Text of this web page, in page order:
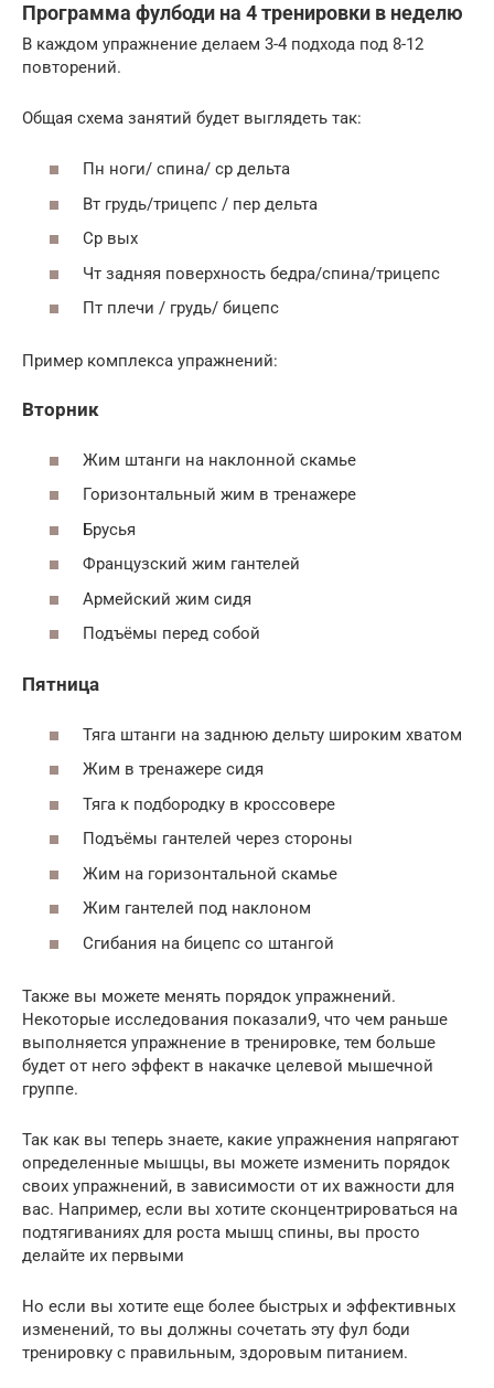
Программа фулбоди на 4 тренировки в неделю
В каждом упражнение делаем 3-4 подхода под 8-12
повторений.
Общая схема занятий будет выглядеть так:
Пн ноги/ спина/ ср дельта
Вт грудь/трицепс / пер дельта
Ср вых
Чт задняя поверхность бедра/спина/трицепс
Пт плечи / грудь/ бицепс
Пример комплекса упражнений:
Вторник
Жим штанги на наклонной скамье
Горизонтальный жим в тренажере
Брусья
Французский жим гантелей
Армейский жим сидя
Подъёмы перед собой
Пятница
Тяга штанги на заднюю дельту широким хватом
Жим в тренажере сидя
Тяга к подбородку в кроссовере
Подъёмы гантелей через стороны
Жим на горизонтальной скамье
Жим гантелей под наклоном
Сгибания на бицепс со штангой
Также вы можете менять порядок упражнений.
Некоторые исследования показали9, что чем раньше
выполняется упражнение в тренировке, тем больше
будет от него эффект в накачке целевой мышечной
группе.
Так как вы теперь знаете, какие упражнения напрягают
определенные мышцы, вы можете изменить порядок
своих упражнений, в зависимости от их важности для
вас. Например, если вы хотите сконцентрироваться на
подтягиваниях для роста мышц спины, вы просто
делайте их первыми
Но если вы хотите еще более быстрых и эффективных
изменений, то вы должны сочетать эту фул боди
тренировку с правильным, здоровым питанием.